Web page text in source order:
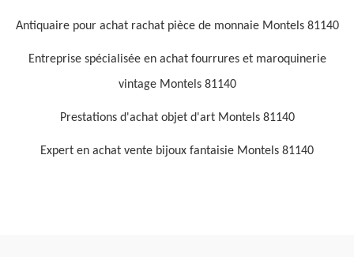
Antiquaire pour achat rachat pièce de monnaie Montels 81140
Entreprise spécialisée en achat fourrures et maroquinerie
vintage Montels 81140
Prestations d'achat objet d'art Montels 81140
Expert en achat vente bijoux fantaisie Montels 81140